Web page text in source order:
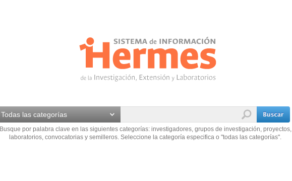
Todas las categorías
Busque por palabra clave en las siguientes categorías: investigadores, grupos de investigación, proyectos,
laboratorios, convocatorias y semilleros. Seleccione la categoría especifica o "todas las categorías".